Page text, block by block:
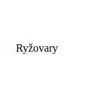
Ryžovary